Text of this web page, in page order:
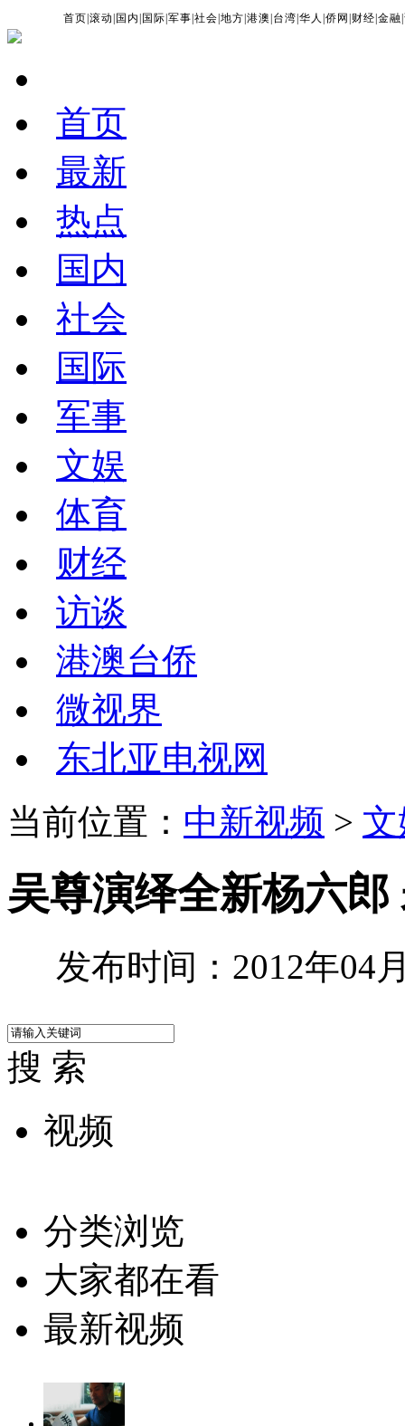
首页 |滚动 国内 国际 |军事 |社会 |地方 |港澳 台湾 |华人 |侨网 财经 |金融 |
首页
最新
热点
国内
社会
国际
军事
文娱
体育
财经
访谈
港澳台侨
微视界
东北亚电视网
当前位置： 中新视频 >
吴尊演绎全新杨六
发布时间：2012年04
搜 索
视频
分类浏览
大家都在看
最新视频